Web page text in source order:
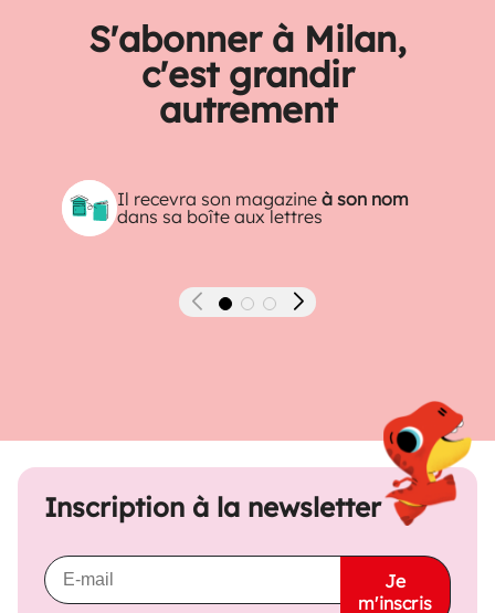
S'abonner à Milan,
c'est grandir
autrement
Il recevra son magazineà son nom
dans sa boîte aux lettres
Précédent Suivant
Inscription à la newsletter
Je
m'inscris